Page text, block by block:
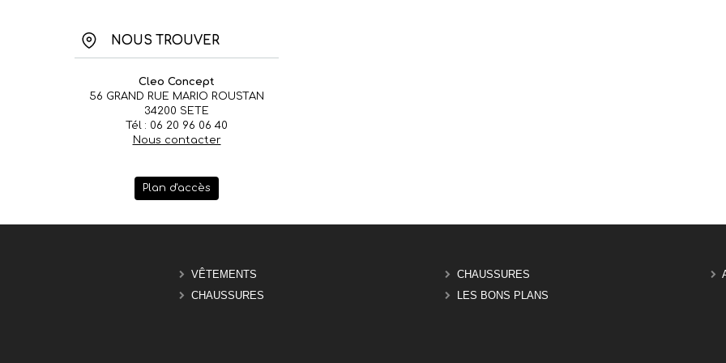
NOUS TROUVER
Cleo Concept
56 GRAND RUE MARIO ROUSTAN
34200 SETE
Tél : 06 20 96 06 40
Nous contacter
Plan d'accès
VÊTEMENTS CHAUSSURES
CHAUSSURES
LES BONS PLANS